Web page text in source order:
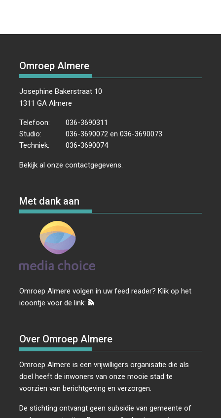
Omroep Almere
Josephine Bakerstraat 10
1311 GA Almere
Telefoon:
036-3690311
Studio:
036-3690072 en 036-3690073
Techniek:
036-3690074
Bekijk al onzecontactgegevens
Met dank aan
Omroep Almere volgen in uw feed reader? Klik op het
icoontje voor de link:
Over Omroep Almere
Omroep Almere is een vrijwilligers organisatie die als
doel heeft de inwoners van onze mooie stad te
voorzien van berichtgeving en verzorgen.
De stichting ontvangt geen subsidie van gemeente of